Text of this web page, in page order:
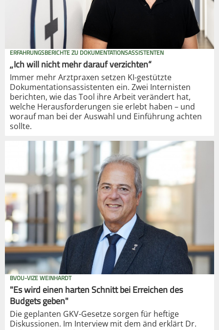
ERFAHRUNGSBERICHTE ZU DOKUMENTATIONSASSISTENTEN
„Ich will nicht mehr darauf verzichten“
Immer mehr Arztpraxen setzen KI-gestützte
Dokumentationsassistenten ein. Zwei Internisten
berichten, wie das Tool ihre Arbeit verändert hat,
welche Herausforderungen sie erlebt haben – und
worauf man bei der Auswahl und Einführung achten
sollte.
BVOU-VIZE WEINHARDT
"Es wird einen harten Schnitt bei Erreichen des
Budgets geben"
Die geplanten GKV-Gesetze sorgen für heftige
Diskussionen. Im Interview mit dem änd erklärt Dr.